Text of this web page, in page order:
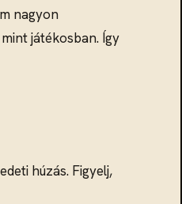
nagyon
játékosban. Így
húzás. Figyelj,